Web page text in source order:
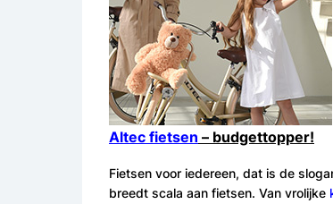
Altec fietsen – budgettopper!
Fietsen voor iedereen, dat is de
breedt scala aan fietsen. Van vrolijke